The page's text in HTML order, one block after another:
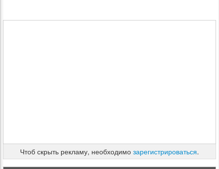
Чтоб скрыть рекламу, необходимо зарегистрироваться.